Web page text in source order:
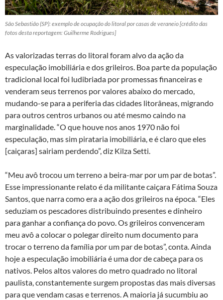
São Sebastião (SP): exemplo de ocupação do litoral por casas de veraneio [crédito das
fotos desta reportagem: Guilherme Rodrigues]
As valorizadas terras do litoral foram alvo da ação da
especulação imobiliária e dos grileiros. Boa parte da população
tradicional local foi ludibriada por promessas financeiras e
venderam seus terrenos por valores abaixo do mercado,
mudando-se para a periferia das cidades litorâneas, migrando
para outros centros urbanos ou até mesmo caindo na
marginalidade. “O que houve nos anos 1970 não foi
especulação, mas sim pirataria imobiliária, e é claro que eles
[caiçaras] sairiam perdendo”, diz Kilza Setti.
“Meu avô trocou um terreno a beira-mar por um par de botas”.
Esse impressionante relato é da militante caiçara Fátima Souza
Santos, que narra como era a ação dos grileiros na época. “Eles
seduziam os pescadores distribuindo presentes e dinheiro
para ganhar a confiança do povo. Os grileiros convenceram
meu avô a colocar o polegar direito num documento para
trocar o terreno da família por um par de botas”, conta. Ainda
hoje a especulação imobiliária é uma dor de cabeça para os
nativos. Pelos altos valores do metro quadrado no litoral
paulista, constantemente surgem propostas das mais diversas
para que vendam casas e terrenos. A maioria já sucumbiu ao